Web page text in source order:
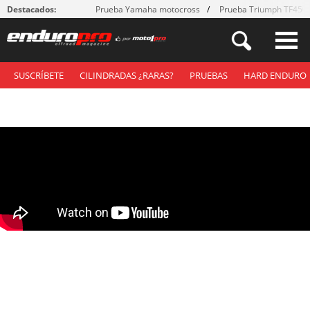
Destacados: Prueba Yamaha motocross Prueba Triumph
SUSCRÍBETE CILINDRADAS ¿RARAS? PRUEBAS HARD ENDURO